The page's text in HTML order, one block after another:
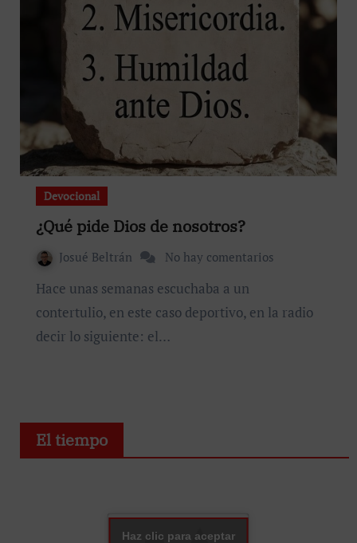
Devocional
¿Qué pide Dios de nosotros?
Josué Beltrán No hay comentarios
Hace unas semanas escuchaba a un
contertulio, en este caso deportivo, en la radio
decir lo siguiente: el…
El tiempo
Haz clic para aceptar